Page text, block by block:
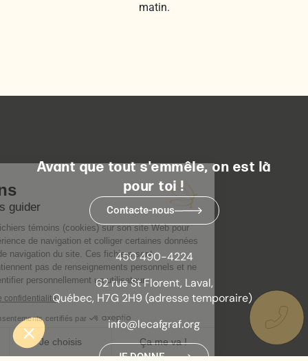
matin.
Avant que tout s'emmêle, on est là
pour toi !
Contacte-nous
450 490-4224
62 rue St Florent, Laval,
Québec, H7G 2H9 (adresse temporaire)
info@lecafgraf.org
JE DONNE